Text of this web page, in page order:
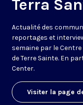
Terra
Actualité des
reportages et
semaine par le
de Terre Sainte. En
Center.
Visiter la page